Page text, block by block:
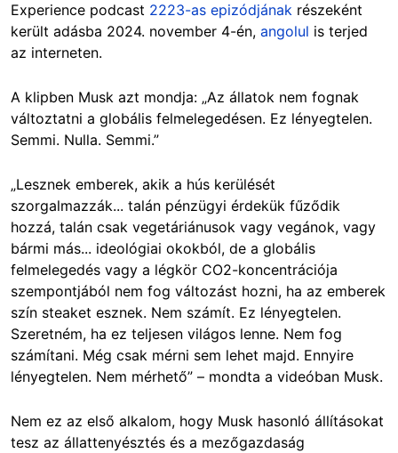
Experience podcast 2223-as epizódjának részeként
került adásba 2024. november 4-én, angolul is terjed
az interneten.
A klipben Musk azt mondja: „Az állatok nem fognak
változtatni a globális felmelegedésen. Ez lényegtelen.
Semmi. Nulla. Semmi.”
„Lesznek emberek, akik a hús kerülését
szorgalmazzák... talán pénzügyi érdekük fűződik
hozzá, talán csak vegetáriánusok vagy vegánok, vagy
bármi más... ideológiai okokból, de a globális
felmelegedés vagy a légkör CO2-koncentrációja
szempontjából nem fog változást hozni, ha az emberek
szín steaket esznek. Nem számít. Ez lényegtelen.
Szeretném, ha ez teljesen világos lenne. Nem fog
számítani. Még csak mérni sem lehet majd. Ennyire
lényegtelen. Nem mérhető” – mondta a videóban Musk.
Nem ez az első alkalom, hogy Musk hasonló állításokat
tesz az állattenyésztés és a mezőgazdaság